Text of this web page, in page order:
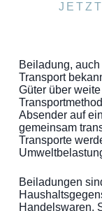
Beiladung,
Transport
Güter über
Absender auf
gemeinsam
Transporte
Beiladungen
Handelswaren.